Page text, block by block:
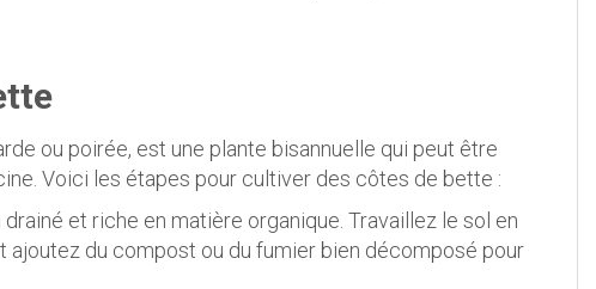
ou poirée, est une plante bisannuelle qui peut être
Voici les étapes pour cultiver des côtes de bette :
et riche en matière organique. Travaillez le sol en
du compost ou du fumier bien décomposé pour